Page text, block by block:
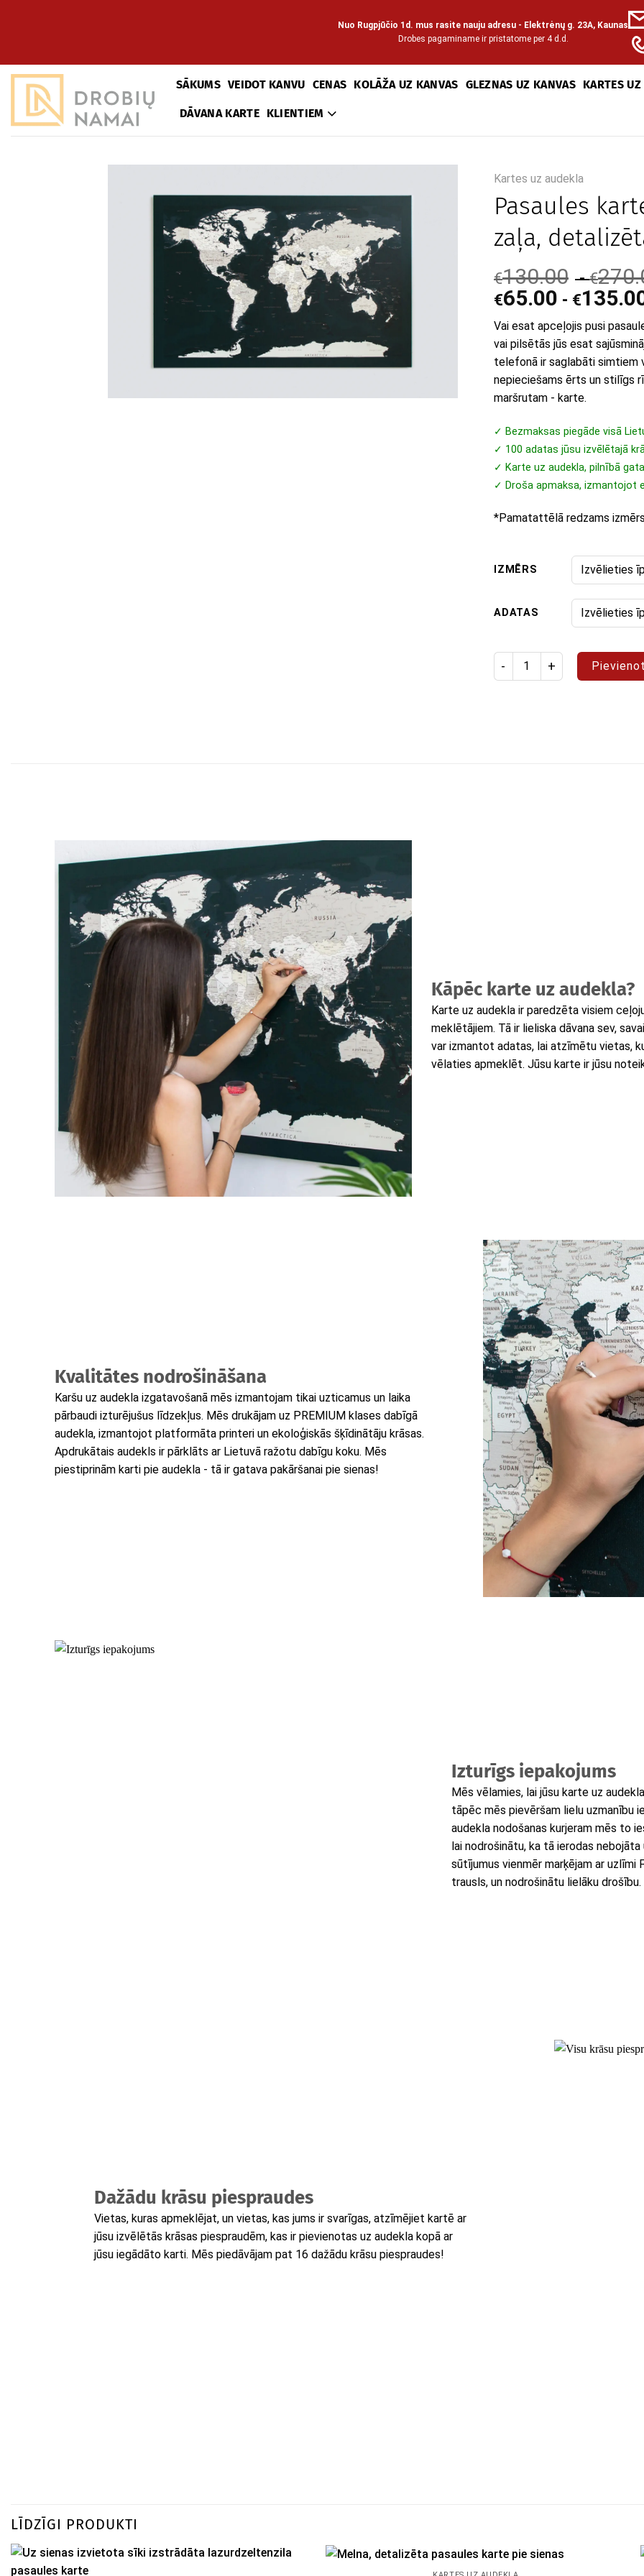
Nuo Rugpjūčio 1d. mus rasite nauju adresu - Elektrėnų g. 23A, Kaunas
Drobes pagaminame ir pristatome per 4 d.d.
SĀKUMS VEIDOT KANVU CENAS KOLĀŽA UZ KANVAS GLEZNAS UZ KANVAS KARTES
DĀVANA KARTE KLIENTIEM
Kartes uz audekla
Pasaules
zaļa,
€130.00 -€
€65.00 - €
Vai esat apceļojis pusi
vai pilsētās jūs esat
telefonā ir saglabāti simtiem
nepieciešams ērts un stilīgs
maršrutam - karte.
✓ Bezmaksas piegāde visā
✓ 100 adatas jūsu izvēlētajā
✓ Karte uz audekla, pilnībā
✓ Droša apmaksa, izmantojot
*Pamatattēlā redzams
IZMĒRS
ADATAS
Produkta daudzums:
Kāpēc karte uz audekla?
Karte uz audekla ir paredzēta visiem
meklētājiem. Tā ir lieliska dāvana sev,
var izmantot adatas, lai atzīmētu vietas,
vēlaties apmeklēt. Jūsu karte ir jūsu
Kvalitātes nodrošināšana
Karšu uz audekla izgatavošanā mēs izmantojam tikai uzticamus un laika
pārbaudi izturējušus līdzekļus. Mēs drukājam uz PREMIUM klases dabīgā
audekla, izmantojot platformāta printeri un ekoloģiskās šķīdinātāju krāsas.
Apdrukātais audekls ir pārklāts ar Lietuvā ražotu dabīgu koku. Mēs
piestiprinām karti pie audekla - tā ir gatava pakāršanai pie sienas!
Izturīgs iepakojums
Mēs vēlamies, lai jūsu karte uz
tāpēc mēs pievēršam lielu uzmanību
audekla nodošanas kurjeram mēs to
lai nodrošinātu, ka tā ierodas
sūtījumus vienmēr marķējam ar uzlīmi
trausls, un nodrošinātu lielāku drošību.
Dažādu krāsu piespraudes
Vietas, kuras apmeklējat, un vietas, kas jums ir svarīgas, atzīmējiet kartē ar
jūsu izvēlētās krāsas piespraudēm, kas ir pievienotas uz audekla kopā ar
jūsu iegādāto karti. Mēs piedāvājam pat 16 dažādu krāsu piespraudes!
LĪDZĪGI PRODUKTI